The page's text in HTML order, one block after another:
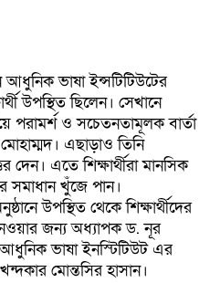
আধুনিক ভাষা ইন্সটিটিউটের
উপস্থিত ছিলেন। সেখানে
পরামর্শ ও সচেতনতামূলক বার্তা
এছাড়াও তিনি
দেন। এতে শিক্ষার্থীরা মানসিক
সমাধান খুঁজে পান।
উপস্থিত থেকে শিক্ষার্থীদের
জন্য অধ্যাপক ড. নূর
ভাষা ইনস্টিটিউট এর
মোন্তসির হাসান।